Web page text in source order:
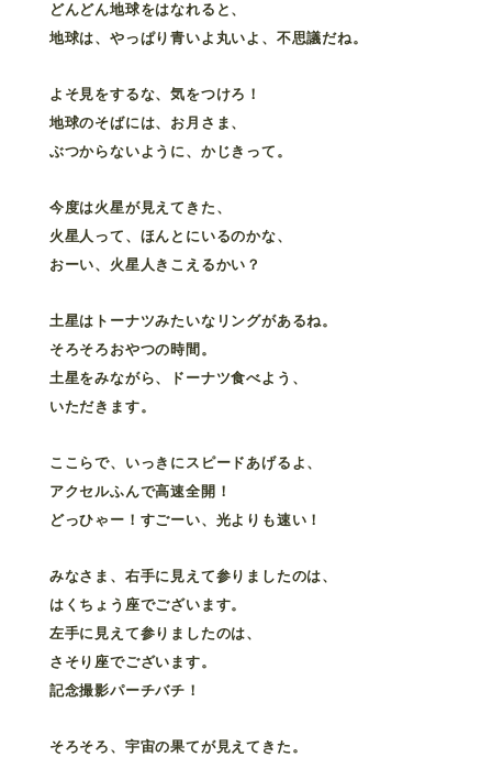
どんどん地球をはなれると、
地球は、やっぱり青いよ丸いよ、不思議だね。
よそ見をするな、気をつけろ！
地球のそばには、お月さま、
ぶつからないように、かじきって。
今度は火星が見えてきた、
火星人って、ほんとにいるのかな、
おーい、火星人きこえるかい？
土星はトーナツみたいなリングがあるね。
そろそろおやつの時間。
土星をみながら、ドーナツ食べよう、
いただきます。
ここらで、いっきにスピードあげるよ、
アクセルふんで高速全開！
どっひゃー！すごーい、光よりも速い！
みなさま、右手に見えて参りましたのは、
はくちょう座でございます。
左手に見えて参りましたのは、
さそり座でございます。
記念撮影パーチバチ！
そろそろ、宇宙の果てが見えてきた。